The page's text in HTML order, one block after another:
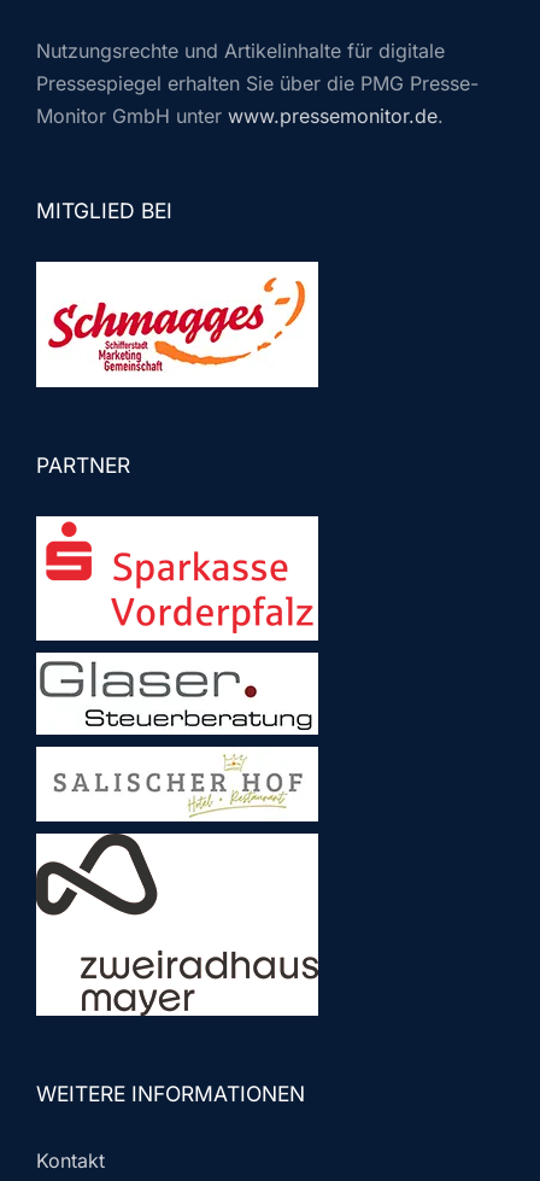
Nutzungsrechte und Artikelinhalte für digitale
Pressespiegel erhalten Sie über die PMG Presse-
Monitor GmbH unter www.pressemonitor.de.
MITGLIED BEI
PARTNER
WEITERE INFORMATIONEN
Kontakt